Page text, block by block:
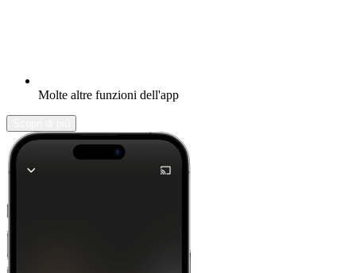
Molte altre funzioni dell'app